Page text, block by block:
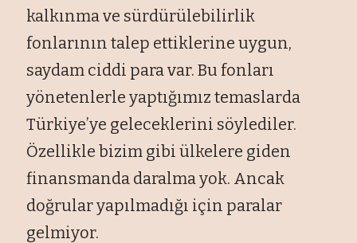
kalkınma ve sürdürülebilirlik
fonlarının talep ettiklerine uygun,
saydam ciddi para var. Bu fonları
yönetenlerle yaptığımız temaslarda
Türkiye’ye geleceklerini söylediler.
Özellikle bizim gibi ülkelere giden
finansmanda daralma yok. Ancak
doğrular yapılmadığı için paralar
gelmiyor.